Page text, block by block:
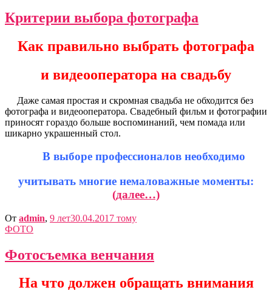
Критерии выбора фотографа
Как правильно выбрать фотографа
и видеооператора на свадьбу
Даже самая простая и скромная свадьба не обходится без
фотографа и видеооператора. Свадебный фильм и фотографии
приносят гораздо больше воспоминаний, чем помада или
шикарно украшенный стол.
В выборе профессионалов необходимо
учитывать многие немаловажные моменты:
(далее…)
От admin, 9 лет30.04.2017 тому
ФОТО
Фотосъемка венчания
На что должен обращать внимания